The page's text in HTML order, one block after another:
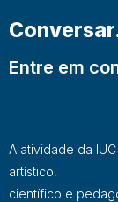
Entre em
A atividade da
artístico,
científico e